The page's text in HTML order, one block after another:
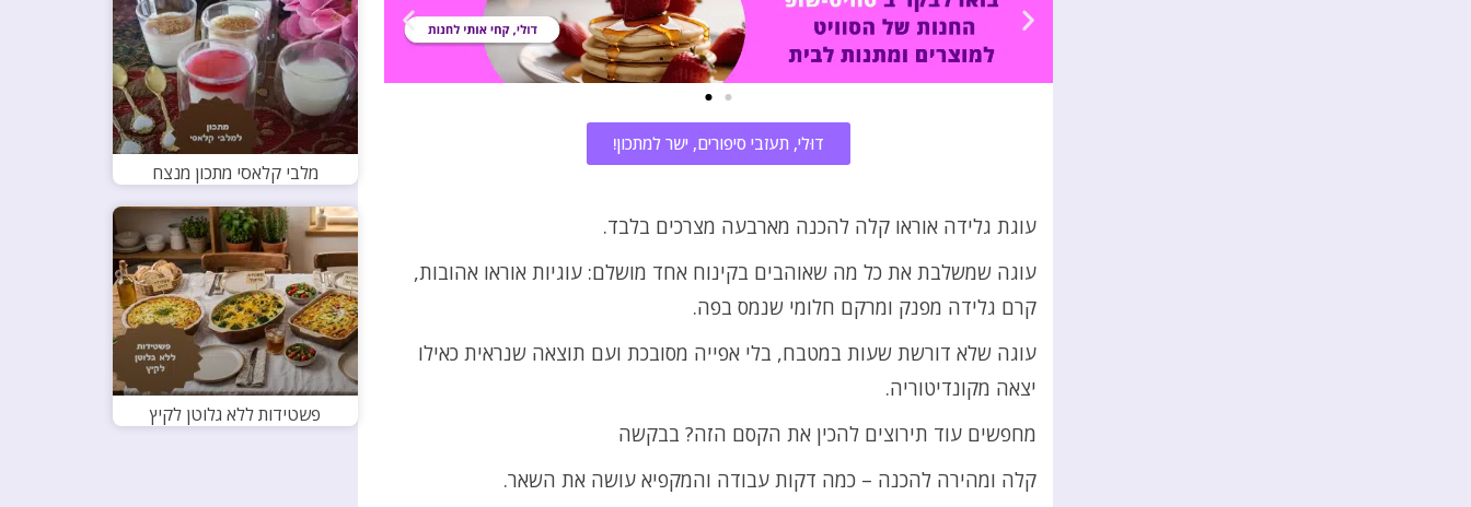
דוּלי, תעזבי סיפורים, ישר למתכון!
עוגת גלידה אוראו קלה להכנה מארבעה מצרכים בלבד.
עוגה שמשלבת את כל מה שאוהבים בקינוח אחד מושלם: עוגיות אוראו אהובות,
קרם גלידה מפנק ומרקם חלומי שנמס בפה.
עוגה שלא דורשת שעות במטבח, בלי אפייה מסובכת ועם תוצאה שנראית כאילו
יצאה מקונדיטוריה.
מחפשים עוד תירוצים להכין את הקסם הזה? בבקשה
קלה ומהירה להכנה – כמה דקות עבודה והמקפיא עושה את השאר.
מלבי קלאסי מתכון מנצח
פשטידות ללא גלוטן לקיץ